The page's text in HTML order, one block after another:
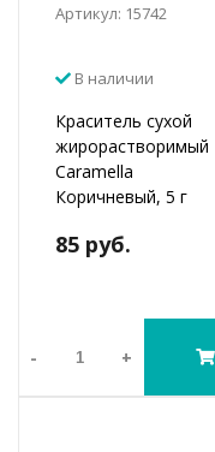
Артикул: 15742
В наличии
Краситель сухой
жирорастворимый
Caramella
Коричневый, 5 г
85 руб.
- +